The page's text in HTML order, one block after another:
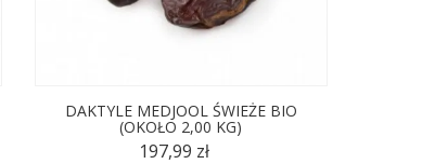
DAKTYLE MEDJOOL ŚWIEŻE BIO
(OKOŁO 2,00 KG)
197,99 zł